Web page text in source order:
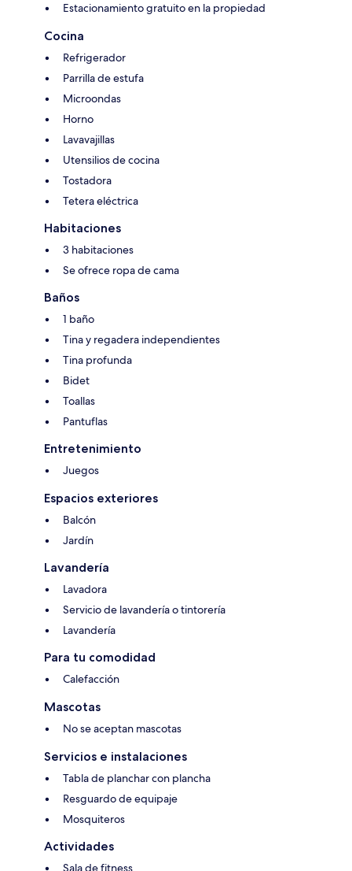
Estacionamiento gratuito en la propiedad
Cocina
Refrigerador
Parrilla de estufa
Microondas
Horno
Lavavajillas
Utensilios de cocina
Tostadora
Tetera eléctrica
Habitaciones
3 habitaciones
Se ofrece ropa de cama
Baños
1 baño
Tina y regadera independientes
Tina profunda
Bidet
Toallas
Pantuflas
Entretenimiento
Juegos
Espacios exteriores
Balcón
Jardín
Lavandería
Lavadora
Servicio de lavandería o tintorería
Lavandería
Para tu comodidad
Calefacción
Mascotas
No se aceptan mascotas
Servicios e instalaciones
Tabla de planchar con plancha
Resguardo de equipaje
Mosquiteros
Actividades
Sala de fitness